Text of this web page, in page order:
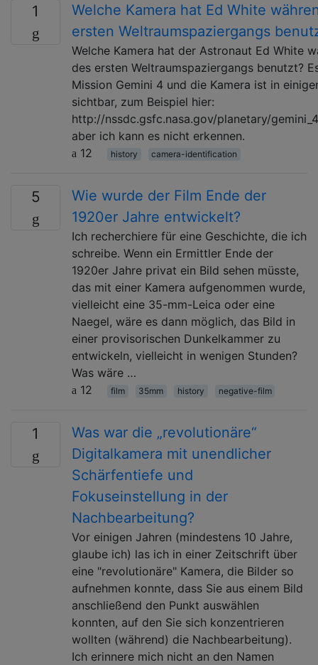
1
Welche Kamera hat Ed White
ersten Weltraumspaziergangs
Welche Kamera hat der Astronaut Ed White
des ersten Weltraumspaziergangs benutzt?
Mission Gemini 4 und die Kamera ist in
sichtbar, zum Beispiel hier:
http://nssdc.gsfc.nasa.gov/planetary/
aber ich kann es nicht erkennen.
12
history camera-identification
5
Wie wurde der Film Ende der
1920er Jahre entwickelt?
Ich recherchiere für eine Geschichte, die ich
schreibe. Wenn ein Ermittler Ende der
1920er Jahre privat ein Bild sehen müsste,
das mit einer Kamera aufgenommen wurde,
vielleicht eine 35-mm-Leica oder eine
Naegel, wäre es dann möglich, das Bild in
einer provisorischen Dunkelkammer zu
entwickeln, vielleicht in wenigen Stunden?
Was wäre …
12
film 35mm history negative-film
1
Was war die „revolutionäre“
Digitalkamera mit unendlicher
Schärfentiefe und
Fokuseinstellung in der
Nachbearbeitung?
Vor einigen Jahren (mindestens 10 Jahre,
glaube ich) las ich in einer Zeitschrift über
eine "revolutionäre" Kamera, die Bilder so
aufnehmen konnte, dass Sie aus einem Bild
anschließend den Punkt auswählen
konnten, auf den Sie sich konzentrieren
wollten (während) die Nachbearbeitung).
Ich erinnere mich nicht an den Namen